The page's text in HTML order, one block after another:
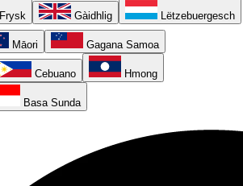
Frysk Gàidhlig Lëtzebuergesch
Māori Gagana Samoa
Cebuano Hmong
Basa Sunda